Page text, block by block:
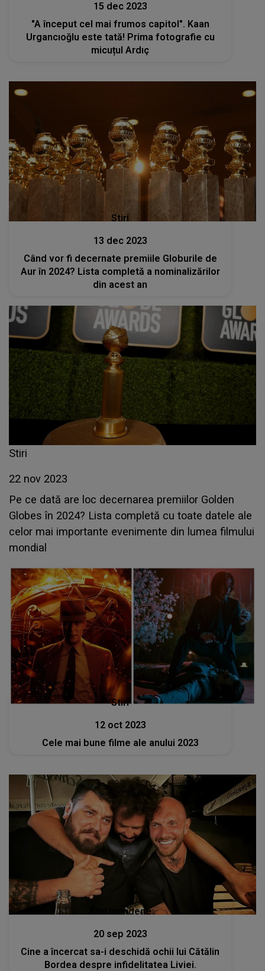
15 dec 2023
"A început cel mai frumos capitol". Kaan
Urgancıoğlu este tată! Prima fotografie cu
micuțul Ardıç
Stiri
13 dec 2023
Când vor fi decernate premiile Globurile de
Aur în 2024? Lista completă a nominalizărilor
din acest an
Stiri
22 nov 2023
Pe ce dată are loc decernarea premiilor Golden
Globes în 2024? Lista completă cu toate datele ale
celor mai importante evenimente din lumea filmului
mondial
Stiri
12 oct 2023
Cele mai bune filme ale anului 2023
Stiri mondene
20 sep 2023
Cine a încercat sa-i deschidă ochii lui Cătălin
Bordea despre infidelitatea Liviei.